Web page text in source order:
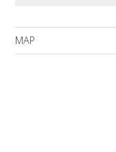
MAP